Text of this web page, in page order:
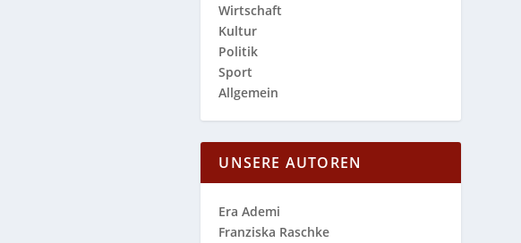
Wirtschaft
Kultur
Politik
Sport
Allgemein
UNSERE AUTOREN
Era Ademi
Franziska Raschke